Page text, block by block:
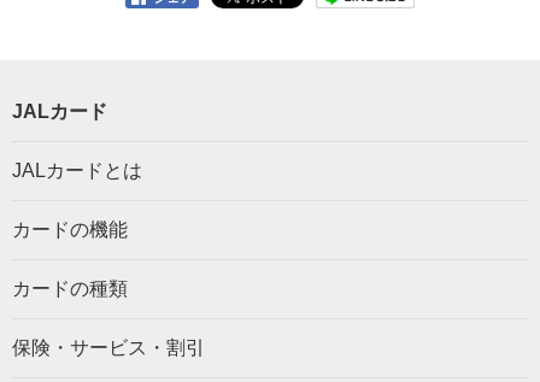
JALカード
JALカードとは
カードの機能
カードの種類
保険・サービス・割引